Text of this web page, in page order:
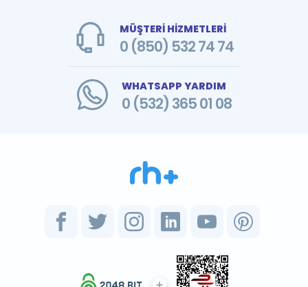
MÜŞTERİ HİZMETLERİ
0 (850) 532 74 74
WHATSAPP YARDIM
0 (532) 365 01 08